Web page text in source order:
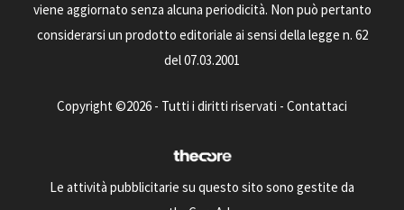
viene aggiornato senza alcuna periodicità. Non può pertanto
considerarsi un prodotto editoriale ai sensi della legge n. 62
del 07.03.2001
Copyright ©2026 - Tutti i diritti riservati - Contattaci
Le attività pubblicitarie su questo sito sono gestite da